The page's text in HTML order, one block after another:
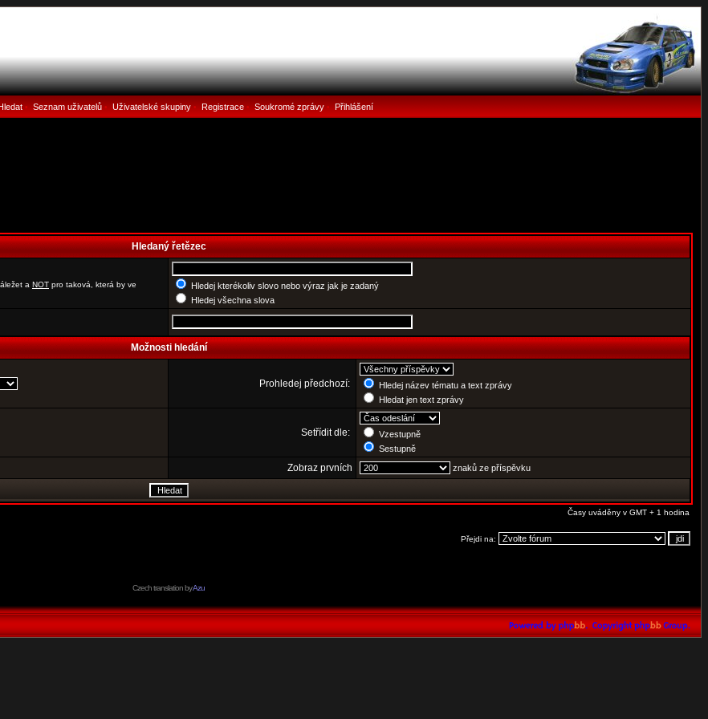
• Seznam uživatelů• Uživatelské skupiny• Registrace• Soukromé zprávy• Přihlášení
Hledaný řetězec
a NOT pro taková, která by ve
Hledej kterékoliv slovo nebo výraz jak je zadaný
Hledej všechna slova
Možnosti hledání
Prohledej předchozí:
Hledej název tématu a text zprávy
Hledat jen text zprávy
Setřídit dle:
Vzestupně
Sestupně
Zobraz prvních znaků ze příspěvku
Časy uváděny v GMT + 1 hodina
Přejdi na:
Czech translation byAzu